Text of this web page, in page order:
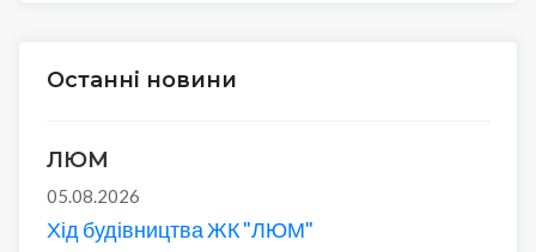
Останні новини
ЛЮМ
05.08.2026
Хід будівництва ЖК "ЛЮМ"